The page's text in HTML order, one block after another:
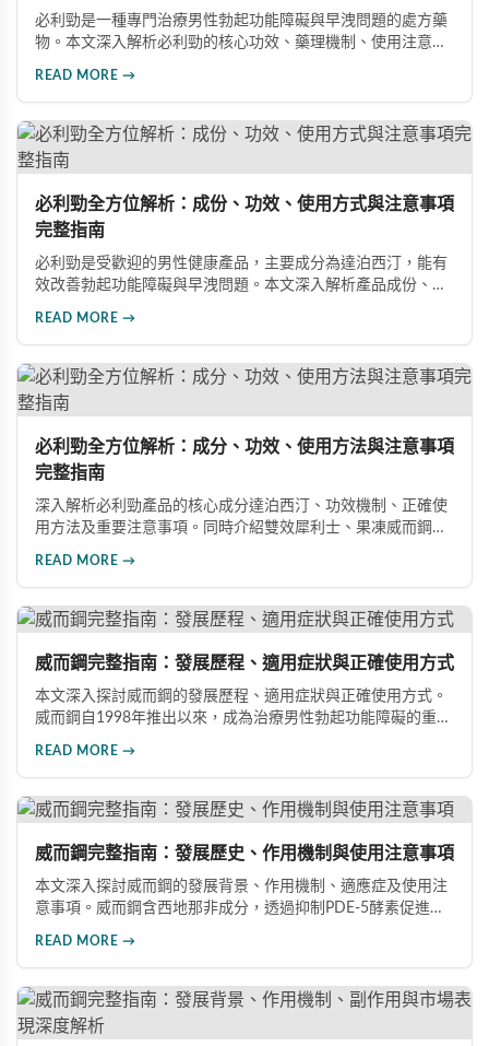
必利勁是一種專門治療男性勃起功能障礙與早洩問題的處方藥
物。本文深入解析必利勁的核心功效、藥理機制、使用注意事
READ MORE →
必利勁全方位解析：成份、功效、使用方式與注意事項
完整指南
必利勁是受歡迎的男性健康產品，主要成分為達泊西汀，能有
效改善勃起功能障礙與早洩問題。本文深入解析產品成份、功
READ MORE →
必利勁全方位解析：成分、功效、使用方法與注意事項
完整指南
深入解析必利勁產品的核心成分達泊西汀、功效機制、正確使
用方法及重要注意事項。同時介紹雙效犀利士、果凍威而鋼雙
READ MORE →
威而鋼完整指南：發展歷程、適用症狀與正確使用方式
本文深入探討威而鋼的發展歷程、適用症狀與正確使用方式。
威而鋼自1998年推出以來，成為治療男性勃起功能障礙的重要
READ MORE →
威而鋼完整指南：發展歷史、作用機制與使用注意事項
本文深入探討威而鋼的發展背景、作用機制、適應症及使用注
意事項。威而鋼含西地那非成分，透過抑制PDE-5酵素促進血
READ MORE →